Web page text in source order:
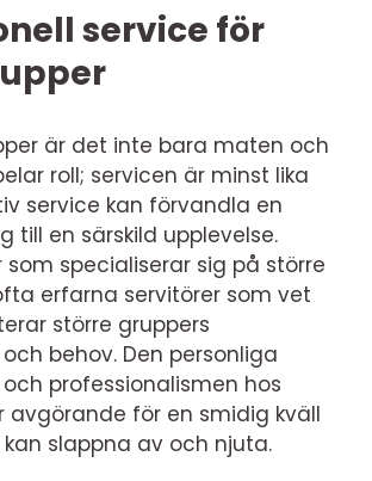
service för
är det inte bara maten och
roll; servicen är minst lika
service kan förvandla en
till en särskild upplevelse.
som specialiserar sig på större
erfarna servitörer som vet
större gruppers
behov. Den personliga
professionalismen hos
avgörande för en smidig kväll
slappna av och njuta.